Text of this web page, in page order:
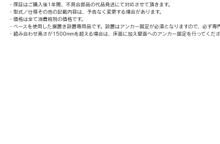
・保証はご購入後1年間、不具合部品の代品発送にて対応させて頂きます。
・型式／仕様その他の記載内容は、予告なく変更する場合があります。
・価格は全て消費税別の価格です。
・ベースを使用した据置き設置専用品です。設置はアンカー固定が必須となりますので、必ず
・組み合わせ高さが1500mmを超える場合は、床面に加え壁面へのアンカー固定を行ってくだ